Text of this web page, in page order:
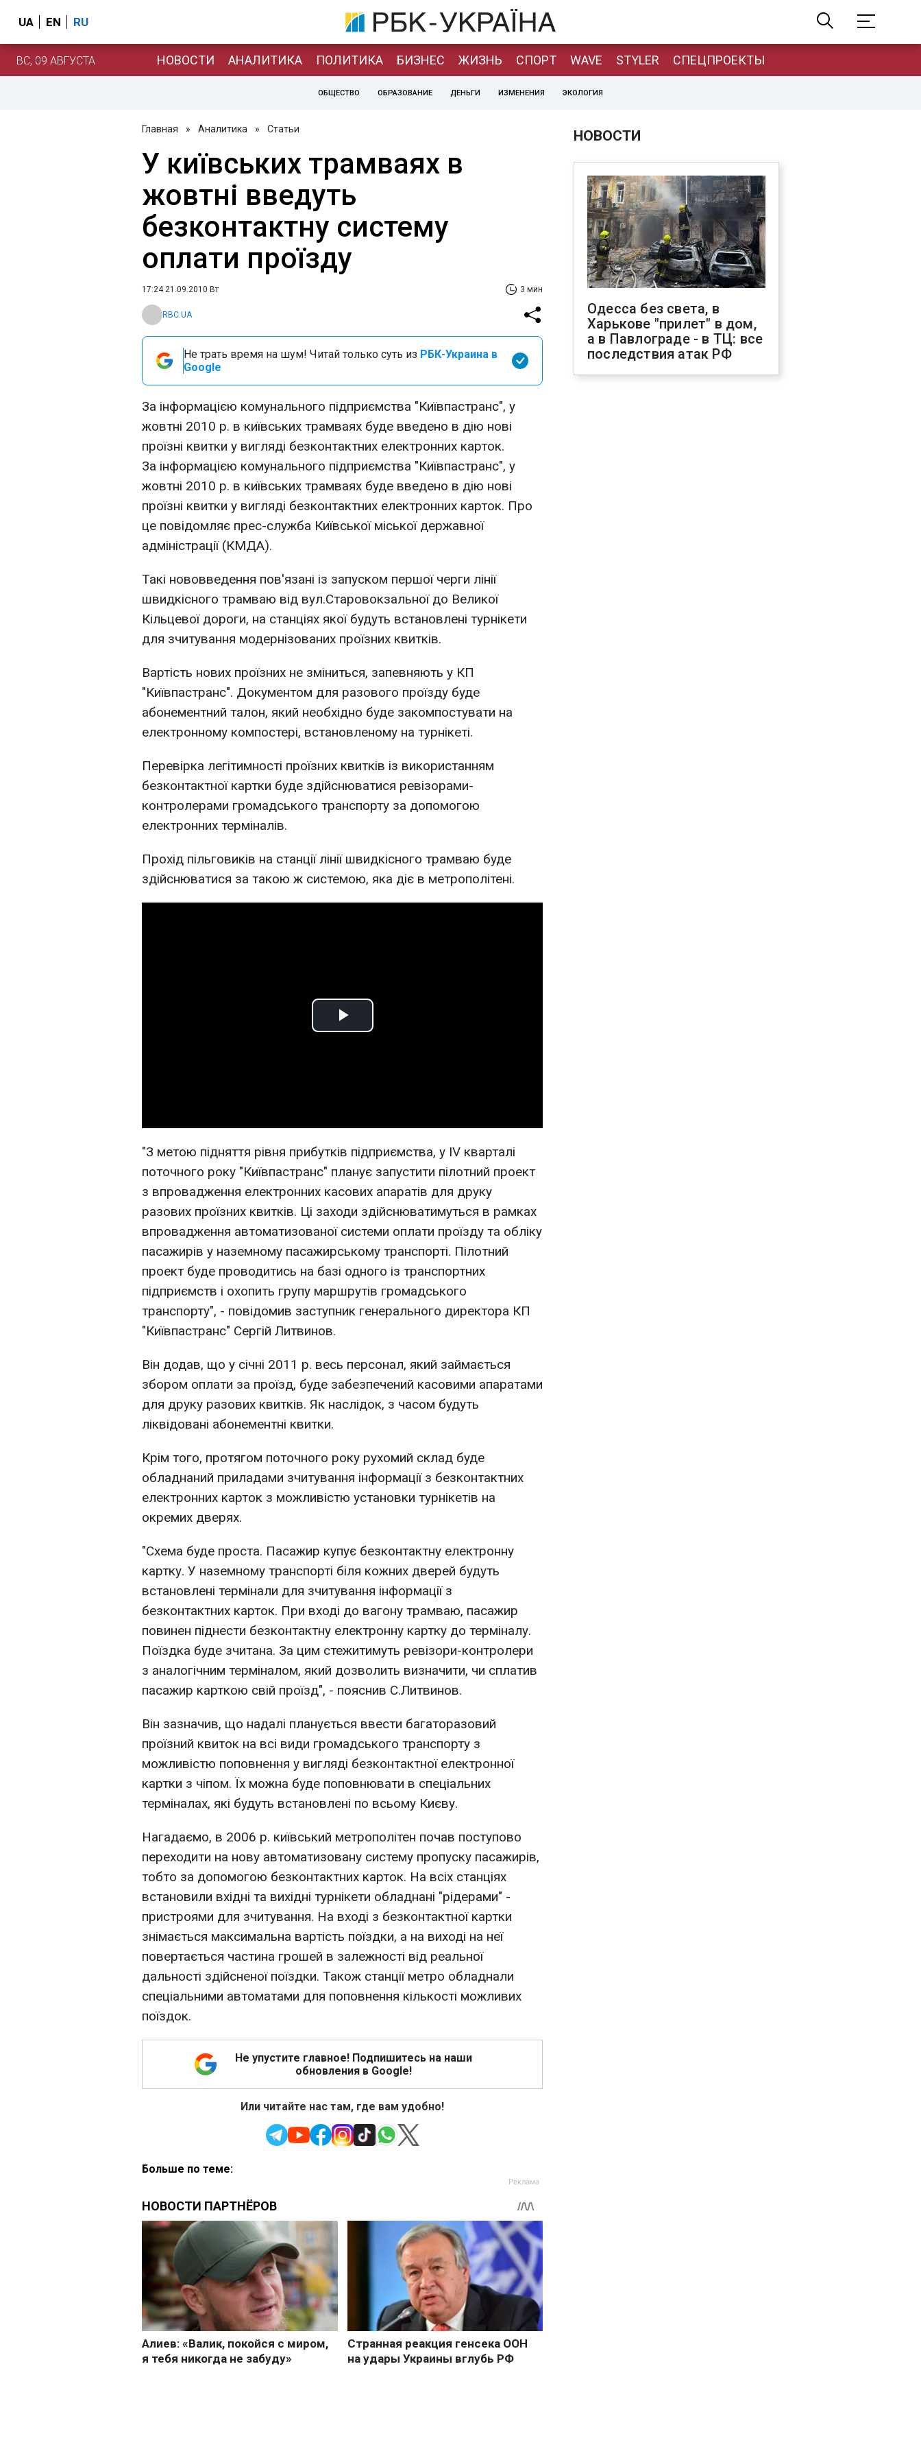
UA EN RU
ВС, 09 АВГУСТА НОВОСТИ АНАЛИТИКА ПОЛИТИКА БИЗНЕС ЖИЗНЬ СПОРТ WAVE STYLER СПЕЦПРОЕКТЫ
ОБЩЕСТВО ОБРАЗОВАНИЕ ДЕНЬГИ ИЗМЕНЕНИЯ ЭКОЛОГИЯ
Главная » Аналитика » Статьи
У київських трамваях в
жовтні введуть
безконтактну систему
оплати проїзду
17:24 21.09.2010 Вт 3 мин
RBC.UA
Не трать время на шум! Читай только суть из РБК-Украина в
Google
За інформацією комунального підприємства "Київпастранс", у
жовтні 2010 р. в київських трамваях буде введено в дію нові
проїзні квитки у вигляді безконтактних електронних карток.
За інформацією комунального підприємства "Київпастранс", у
жовтні 2010 р. в київських трамваях буде введено в дію нові
проїзні квитки у вигляді безконтактних електронних карток. Про
це повідомляє прес-служба Київської міської державної
адміністрації (КМДА).
Такі нововведення пов'язані із запуском першої черги лінії
швидкісного трамваю від вул.Старовокзальної до Великої
Кільцевої дороги, на станціях якої будуть встановлені турнікети
для зчитування модернізованих проїзних квитків.
Вартість нових проїзних не зміниться, запевняють у КП
"Київпастранс". Документом для разового проїзду буде
абонементний талон, який необхідно буде закомпостувати на
електронному компостері, встановленому на турнікеті.
Перевірка легітимності проїзних квитків із використанням
безконтактної картки буде здійснюватися ревізорами-
контролерами громадського транспорту за допомогою
електронних терміналів.
Прохід пільговиків на станції лінії швидкісного трамваю буде
здійснюватися за такою ж системою, яка діє в метрополітені.
Play
"З метою підняття рівня прибутків підприємства, у ІV кварталі
поточного року "Київпастранс" планує запустити пілотний проект
з впровадження електронних касових апаратів для друку
разових проїзних квитків. Ці заходи здійснюватимуться в рамках
впровадження автоматизованої системи оплати проїзду та обліку
пасажирів у наземному пасажирському транспорті. Пілотний
проект буде проводитись на базі одного із транспортних
підприємств і охопить групу маршрутів громадського
транспорту", - повідомив заступник генерального директора КП
"Київпастранс" Сергій Литвинов.
Він додав, що у січні 2011 р. весь персонал, який займається
збором оплати за проїзд, буде забезпечений касовими апаратами
для друку разових квитків. Як наслідок, з часом будуть
ліквідовані абонементні квитки.
Крім того, протягом поточного року рухомий склад буде
обладнаний приладами зчитування інформації з безконтактних
електронних карток з можливістю установки турнікетів на
окремих дверях.
"Схема буде проста. Пасажир купує безконтактну електронну
картку. У наземному транспорті біля кожних дверей будуть
встановлені термінали для зчитування інформації з
безконтактних карток. При вході до вагону трамваю, пасажир
повинен піднести безконтактну електронну картку до терміналу.
Поїздка буде зчитана. За цим стежитимуть ревізори-контролери
з аналогічним терміналом, який дозволить визначити, чи сплатив
пасажир карткою свій проїзд", - пояснив С.Литвинов.
Він зазначив, що надалі планується ввести багаторазовий
проїзний квиток на всі види громадського транспорту з
можливістю поповнення у вигляді безконтактної електронної
картки з чіпом. Їх можна буде поповнювати в спеціальних
терміналах, які будуть встановлені по всьому Києву.
Нагадаємо, в 2006 р. київський метрополітен почав поступово
переходити на нову автоматизовану систему пропуску пасажирів,
тобто за допомогою безконтактних карток. На всіх станціях
встановили вхідні та вихідні турнікети обладнані "рідерами" -
пристроями для зчитування. На вході з безконтактної картки
знімається максимальна вартість поїздки, а на виході на неї
повертається частина грошей в залежності від реальної
дальності здійсненої поїздки. Також станції метро обладнали
спеціальними автоматами для поповнення кількості можливих
поїздок.
Не упустите главное! Подпишитесь на наши
обновления в Google!
Или читайте нас там, где вам удобно!
Больше по теме:
НОВОСТИ
Одесса без света, в
Харькове "прилет" в дом,
а в Павлограде - в ТЦ: все
последствия атак РФ